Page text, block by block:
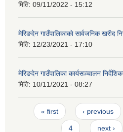
मिति: 09/11/2022 - 15:12
मेरिङदेन गाउँपालिकाको सार्वजनिक खरीद
मिति: 12/23/2021 - 17:10
मेरिङदेन गाउँपालिका कार्यसञ्चालन
मिति: 10/11/2021 - 08:27
Pages
« first ‹ previous
4 next ›